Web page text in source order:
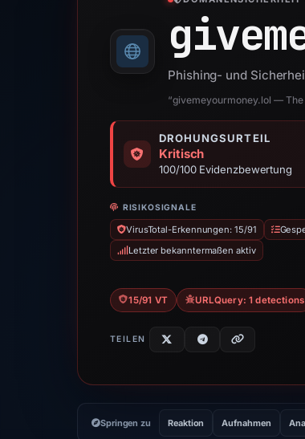
Phishing- und
“givemeyourmoney.lol —
DROHUNGSURTEIL
Kritisch
100/100 Evidenzbewertung
RISIKOSIGNALE
VirusTotal-Erkennungen: 15/91
Letzter bekanntermaßen aktiv
15/91 VT URLQuery: 1 detections
TEILEN
Springen zu Reaktion Aufnahmen